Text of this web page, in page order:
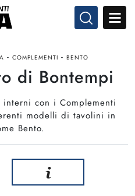
- COMPLEMENTI - BENTO
di Bontempi
con i Complementi
modelli di tavolini in
Bento.